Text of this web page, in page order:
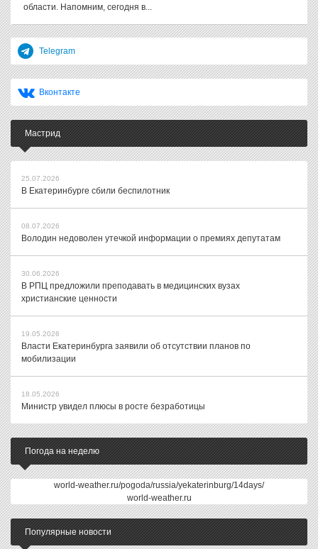
области. Напомним, сегодня в...
Telegram
Вконтакте
Мастрид
25.07.2026
В Екатеринбурге сбили беспилотник
08.07.2026
Володин недоволен утечкой информации о премиях депутатам
30.06.2026
В РПЦ предложили преподавать в медицинских вузах
христианские ценности
19.05.2026
Власти Екатеринбурга заявили об отсутствии планов по
мобилизации
18.05.2026
Министр увидел плюсы в росте безработицы
Погода на неделю
world-weather.ru/pogoda/russia/yekaterinburg/14days/
world-weather.ru
Популярные новости